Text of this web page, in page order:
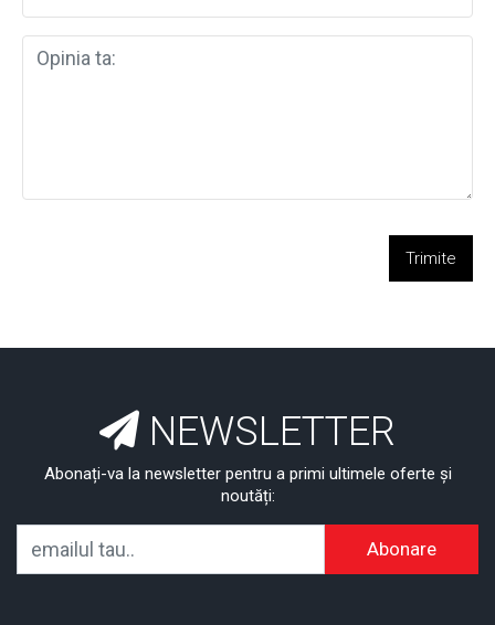
Trimite
NEWSLETTER
Abonați-va la newsletter pentru a primi ultimele oferte și
noutăți:
Abonare